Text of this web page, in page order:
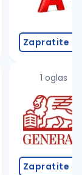
Zapratite
1 oglas
Zapratite